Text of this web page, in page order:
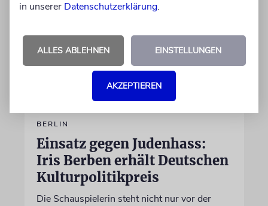
BERLIN
Einsatz gegen Judenhass:
Iris Berben erhält Deutschen
Kulturpolitikpreis
Die Schauspielerin steht nicht nur vor der
in unserer Datenschutzerklärung.
ALLES ABLEHNEN EINSTELLUNGEN
AKZEPTIEREN